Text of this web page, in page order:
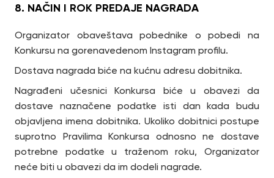
8. NAČIN I ROK PREDAJE NAGRADA
Organizator obaveštava pobednike o pobedi na
Konkursu na gorenavedenom Instagram profilu.
Dostava nagrada biće na kućnu adresu dobitnika.
Nagrađeni učesnici Konkursa biće u obavezi da
dostave naznačene podatke isti dan kada budu
objavljena imena dobitnika. Ukoliko dobitnici postupe
suprotno Pravilima Konkursa odnosno ne dostave
potrebne podatke u traženom roku, Organizator
neće biti u obavezi da im dodeli nagrade.